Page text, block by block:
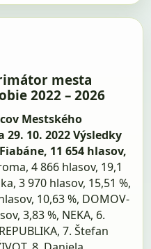
mesta
2022 – 2026
Mestského
10. 2022Výsledky
11 654 hlasov,
4 866 hlasov, 19,1
3 970 hlasov, 15,51 %,
10,63 %, DOMOV-
3,83 %, NEKA, 6.
7. Štefan